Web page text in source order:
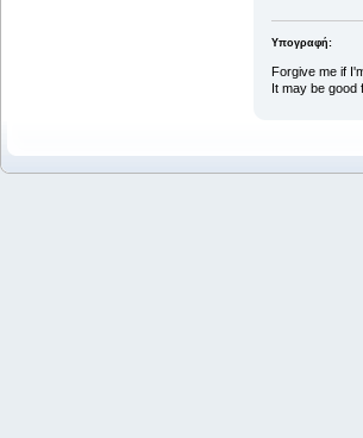
Υπογραφή:
Forgive me if
It may be good